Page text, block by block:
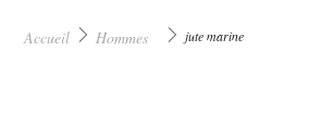
Accueil Hommes jute marine